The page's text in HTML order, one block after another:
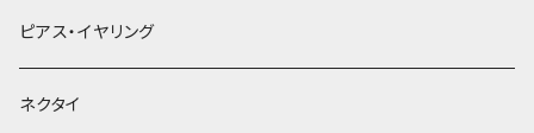
ヘアクリップ
ヘッドドレス・カチューシャ
ピアス・イヤリング
ネクタイ